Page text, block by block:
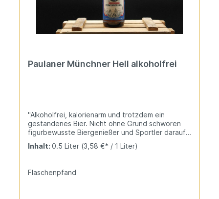
Paulaner Münchner Hell alkoholfrei
"Alkoholfrei, kalorienarm und trotzdem ein
gestandenes Bier. Nicht ohne Grund schwören
figurbewusste Biergenießer und Sportler darauf:
dem Körper schnell die verlorenen Mineralien und
feinwürzige Erfrischung mit lang anhaltender
Inhalt: 0.5 Liter (3,58 €* / 1 Liter)
Flaschenpfand